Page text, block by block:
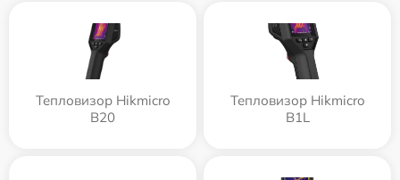
Тепловизор Hikmicro
B20
Тепловизор Hikmicro
B1L